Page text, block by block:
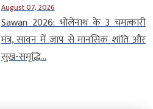
August 07, 2026
Sawan 2026: भोलेनाथ के 3 चमत्कारी
मंत्र, सावन में जाप से मानसिक शांति और
सुख-समृद्धि...